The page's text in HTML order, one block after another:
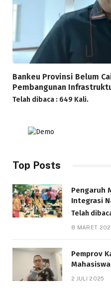
Bankeu Provinsi Belum
Pembangunan
Telah dibaca : 649 Kali.
Top Posts
Pengaruh
Integrasi
Telah
8 MARET
Pemprov
Mahasiswa
Bantuan
2 JULI 2025